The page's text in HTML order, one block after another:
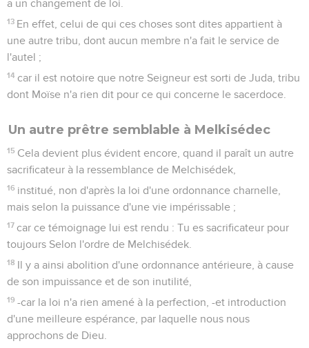
a un changement de loi.
13 En effet, celui de qui ces choses sont dites appartient à
une autre tribu, dont aucun membre n'a fait le service de
l'autel ;
14 car il est notoire que notre Seigneur est sorti de Juda, tribu
dont Moïse n'a rien dit pour ce qui concerne le sacerdoce.
Un autre prêtre semblable à Melkisédec
15 Cela devient plus évident encore, quand il paraît un autre
sacrificateur à la ressemblance de Melchisédek,
16 institué, non d'après la loi d'une ordonnance charnelle,
mais selon la puissance d'une vie impérissable ;
17 car ce témoignage lui est rendu : Tu es sacrificateur pour
toujours Selon l'ordre de Melchisédek.
18 Il y a ainsi abolition d'une ordonnance antérieure, à cause
de son impuissance et de son inutilité,
19 -car la loi n'a rien amené à la perfection, -et introduction
d'une meilleure espérance, par laquelle nous nous
approchons de Dieu.